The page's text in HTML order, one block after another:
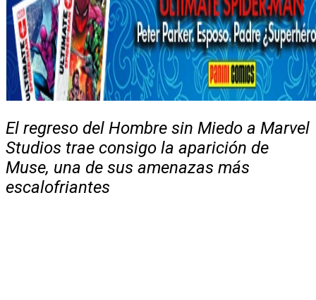
El regreso del Hombre sin Miedo a Marvel
Studios trae consigo la aparición de
Muse, una de sus amenazas más
escalofriantes